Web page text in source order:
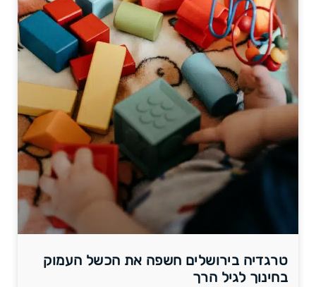
טרגדיה בירושלים חשפה את הכשל העמוק
בחינוך לגיל הרך